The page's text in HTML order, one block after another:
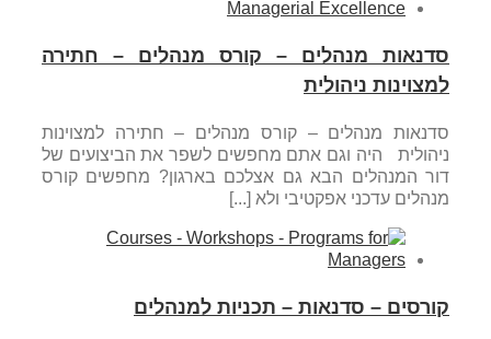
סדנאות מנהלים – קורס מנהלים – חתירה
למצוינות ניהולית
סדנאות מנהלים – קורס מנהלים – חתירה למצוינות
ניהולית היה וגם אתם מחפשים לשפר את הביצועים של
דור המנהלים הבא גם אצלכם בארגון? מחפשים קורס
מנהלים עדכני אפקטיבי ולא [...]
קורסים – סדנאות – תכניות למנהלים